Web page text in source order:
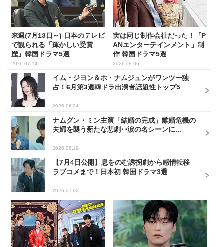
来週(7月13日～) 日本のテレビ
で観られる「輝かしい受賞
歴」韓国ドラマ5選
2026.07.10
実は同じ制作会社だった！「P
ANエンターテインメント」制
作 韓国ドラマ5選
2026.08.06
イム・ジヨン＆ホ・ナムジュンがワンツー独
占！6月第3週韓ドラ出演者話題性トップ5
2026.06.24
ナムグン・ミン主演「結婚の完成」離婚危機の
夫婦を襲う新たな悲劇･･涙の名シーンに...
2026.06.19
【7月4日公開】息をのむ誘拐劇から感情転移
ラブコメまで！日本初 韓国ドラマ3選
2026.07.02